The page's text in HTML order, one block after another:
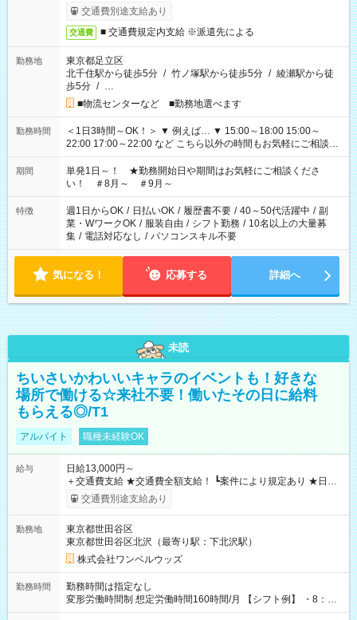
交通費別途支給あり
交通費 ■ 交通費規定内支給 ※派遣先による
勤務地
東京都足立区
北千住駅から徒歩5分 / 竹ノ塚駅から徒歩5分 / 綾瀬駅から徒
歩5分 / …
■物流センターなど ■勤務地選べます
勤務時間
＜1日3時間～OK！＞ ▼ 例えば… ▼ 15:00～18:00 15:00～
22:00 17:00～22:00 など こちら以外の時間もお気軽にご相談く
ださい！
期間
単発1日～！ ★勤務開始日や期間はお気軽にご相談くださ
い！ ＃8月～ ＃9月～
特徴 週1日からOK / 日払いOK / 履歴書不要 / 40～50代活躍中 / 副
業・WワークOK / 服装自由 / シフト勤務 / 10名以上の大量募
集 / 電話対応なし / パソコンスキル不要
気になる！ 応募する 詳細へ
未読
ちいさいかわいいキャラのイベントも！好きな
場所で働ける☆来社不要！働いたその日に給料
もらえる◎/T1
アルバイト 職種未経験OK
給与
日給13,000円～
＋交通費支給 ★交通費全額支給！ ┗案件により規定あり ★日払
いOK！（規定あり） ┗働いたその日に現金GET♪ お仕事後はコ
ンビニATMから 日払い分を引き落とせます！ 【試用期間】試
交通費別途支給あり
勤務地
東京都世田谷区
東京都世田谷区北沢（最寄り駅：下北沢駅）
株式会社ワンベルウッズ
勤務時間
勤務時間は指定なし
変形労働時間制 想定労働時間160時間/月 【シフト例】 ・8：00
～21：00